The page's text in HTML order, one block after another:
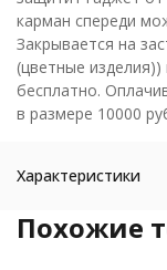
карман спереди
Закрывается на
(цветные
бесплатно.
в размере 10000
Характеристики
Похожие